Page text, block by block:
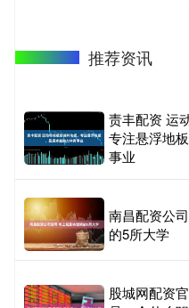
推荐资讯
责丰配资 运
专注悬浮地
事业
南昌配资公
的5所大学
股城网配资